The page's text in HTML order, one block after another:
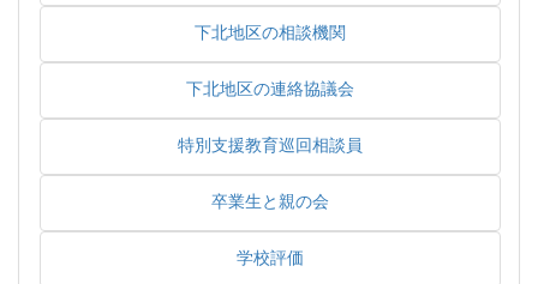
下北地区の相談機関
下北地区の連絡協議会
特別支援教育巡回相談員
卒業生と親の会
学校評価